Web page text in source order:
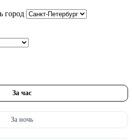
город
За час
За ночь